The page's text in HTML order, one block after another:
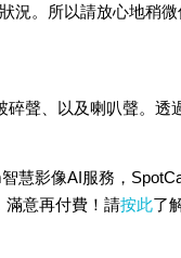
況。所以請放心地稍微
聲、以及喇叭聲。透
慧影像AI服務，
滿意再付費！請按此了